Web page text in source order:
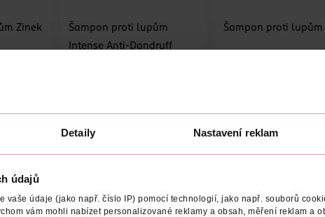
Detaily Nastavení reklam
údajů
vaše údaje (jako např. číslo IP) pomocí technologií, jako např. souborů
vám mohli nabízet personalizované reklamy a obsah, měření reklam a
Zinek
Šampon proti lupům
Intense Anti-Dandruff
Šampon proti lupům
Obj. č.: 519816